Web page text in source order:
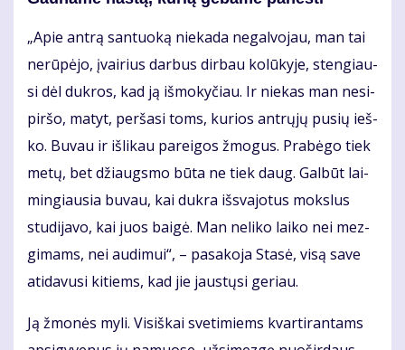
„Apie an­trą san­tuo­ką nie­ka­da ne­gal­vo­jau, man tai
ne­rū­pė­jo, įvai­rius dar­bus dir­bau ko­lū­ky­je, sten­giau­
si dėl duk­ros, kad ją iš­mo­ky­čiau. Ir nie­kas man ne­si­
pir­šo, ma­tyt, per­ša­si toms, ku­rios ant­rų­jų pu­sių ieš­
ko. Bu­vau ir iš­li­kau pa­rei­gos žmo­gus. Pra­bė­go tiek
me­tų, bet džiaugs­mo bū­ta ne tiek daug. Gal­būt lai­
min­giau­sia bu­vau, kai duk­ra iš­sva­jo­tus moks­lus
stu­di­ja­vo, kai juos bai­gė. Man ne­li­ko lai­ko nei mez­
gi­mams, nei au­di­mui“, – pa­sa­ko­ja Sta­sė, vi­są sa­ve
ati­da­vu­si ki­tiems, kad jie jaus­tų­si ge­riau.
Ją žmo­nės my­li. Vi­siš­kai sve­ti­miems kvar­ti­ran­tams